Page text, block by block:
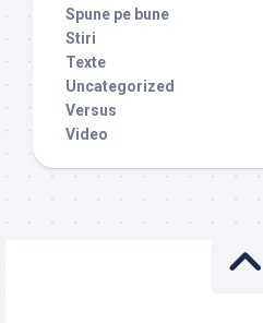
Spune pe bune
Stiri
Texte
Uncategorized
Versus
Video